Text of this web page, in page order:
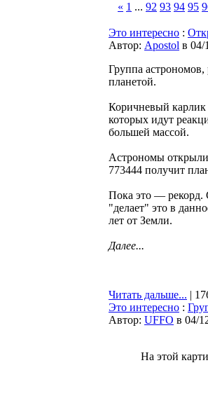
« 1 ... 92 93 94 95
Это интересно :
Автор: Apostol в 04/
Группа астрономов,
планетой.
Коричневый
которых идут
большей массой.
Астрономы открыли
773444 получит
Пока это — рекорд.
"делает" это в
лет от Земли.
Далее...
Читать дальше... |
Это интересно :
Автор: UFFO в 04/
На этой